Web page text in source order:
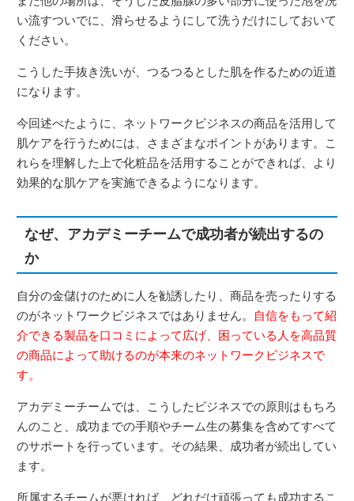
い流すついでに、滑らせるようにして洗うだけにしておいて
ください。
こうした手抜き洗いが、つるつるとした肌を作るための近道
になります。
今回述べたように、ネットワークビジネスの商品を活用して
肌ケアを行うためには、さまざまなポイントがあります。こ
れらを理解した上で化粧品を活用することができれば、より
効果的な肌ケアを実施できるようになります。
なぜ、アカデミーチームで成功者が続出するの
か
自分の金儲けのために人を勧誘したり、商品を売ったりする
のがネットワークビジネスではありません。
自信をもって紹
介できる製品を口コミによって広げ、困っている人を高品質
の商品によって助けるのが本来のネットワークビジネスで
す。
アカデミーチームでは、こうしたビジネスでの原則はもちろ
んのこと、成功までの手順やチーム生の募集を含めてすべて
のサポートを行っています。その結果、成功者が続出してい
ます。
所属するチームが悪ければ、どれだけ頑張っても成功するこ